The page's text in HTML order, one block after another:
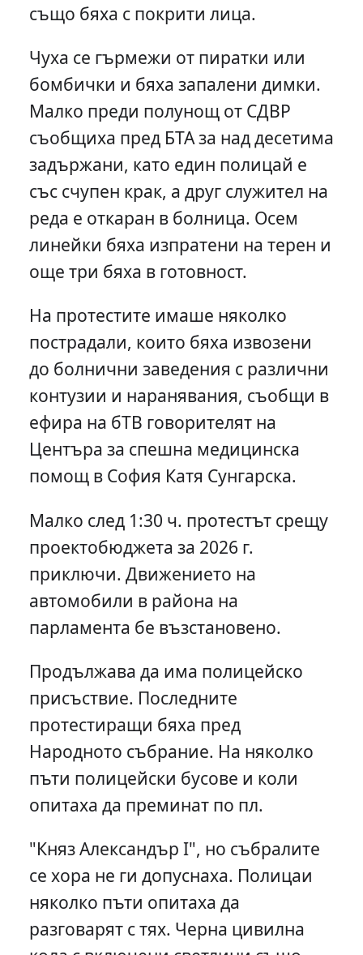
също бяха с покрити лица.
Чуха се гърмежи от пиратки или
бомбички и бяха запалени димки.
Малко преди полунощ от СДВР
съобщиха пред БТА за над десетима
задържани, като един полицай е
със счупен крак, а друг служител на
реда е откаран в болница. Осем
линейки бяха изпратени на терен и
още три бяха в готовност.
На протестите имаше няколко
пострадали, които бяха извозени
до болнични заведения с различни
контузии и наранявания, съобщи в
ефира на бТВ говорителят на
Центъра за спешна медицинска
помощ в София Катя Сунгарска.
Малко след 1:30 ч. протестът срещу
проектобюджета за 2026 г.
приключи. Движението на
автомобили в района на
парламента бе възстановено.
Продължава да има полицейско
присъствие. Последните
протестиращи бяха пред
Народното събрание. На няколко
пъти полицейски бусове и коли
опитаха да преминат по пл.
"Княз Александър I", но събралите
се хора не ги допуснаха. Полицаи
няколко пъти опитаха да
разговарят с тях. Черна цивилна